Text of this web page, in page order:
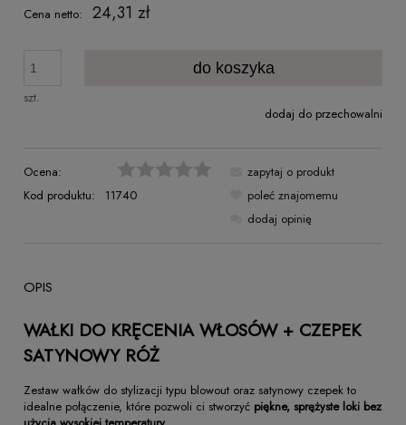
Cena netto: 24,31 zł
szt.
do koszyka
dodaj do przechowalni
Ocena:
Kod produktu:
11740
zapytaj o produkt
poleć znajomemu
dodaj opinię
OPIS
WAŁKI DO KRĘCENIA WŁOSÓW + CZEPEK
SATYNOWY RÓŻ
Zestaw wałków do stylizacji typu blowout oraz satynowy czepek to
idealne połączenie, które pozwoli ci stworzyć piękne, sprężyste loki bez